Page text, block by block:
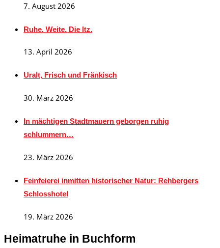
7. August 2026
Ruhe. Weite. Die Itz.
13. April 2026
Uralt, Frisch und Fränkisch
30. März 2026
In mächtigen Stadtmauern geborgen ruhig
schlummern…
23. März 2026
Feinfeierei inmitten historischer Natur: Rehbergers
Schlosshotel
19. März 2026
Heimatruhe in Buchform